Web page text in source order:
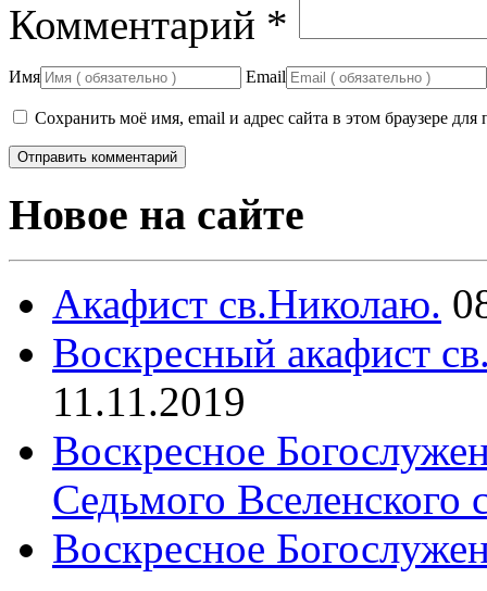
Комментарий *
Имя Email
Сохранить моё имя, email и адрес сайта в этом браузере
Новое на сайте
Акафист св.Николаю.
Воскресный акафист
11.11.2019
Воскресное
Седьмого Вселенского
Воскресное